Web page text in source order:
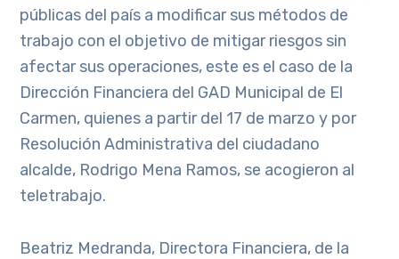
públicas del país a modificar sus métodos de
trabajo con el objetivo de mitigar riesgos sin
afectar sus operaciones, este es el caso de la
Dirección Financiera del GAD Municipal de El
Carmen, quienes a partir del 17 de marzo y por
Resolución Administrativa del ciudadano
alcalde, Rodrigo Mena Ramos, se acogieron al
teletrabajo.
Beatriz Medranda, Directora Financiera, de la